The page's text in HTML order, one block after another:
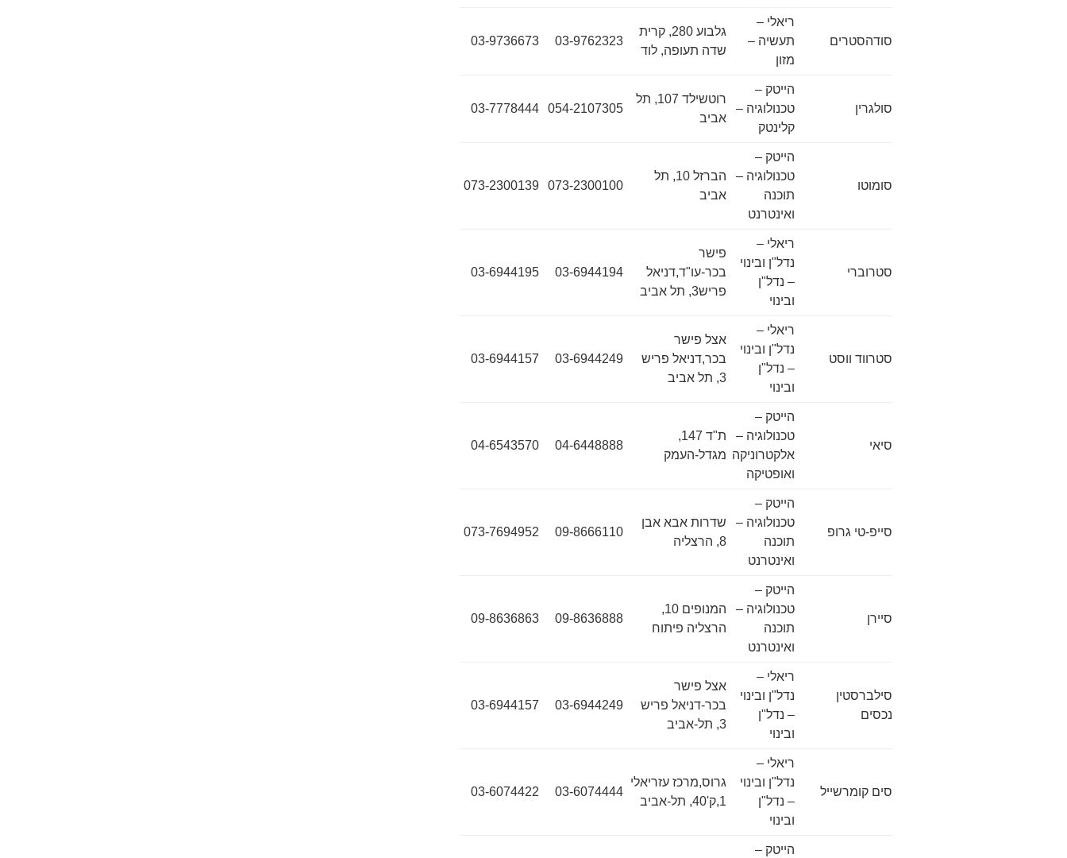
סודהסטרים
ריאלי –
תעשיה –
מזון
גלבוע 280, קרית
שדה תעופה, לוד
03-9762323
03-9736673
סולגרין
הייטק –
טכנולוגיה –
קלינטק
רוטשילד 107, תל
אביב
054-2107305
03-7778444
סומוטו
הייטק –
טכנולוגיה –
תוכנה
ואינטרנט
הברזל 10, תל
אביב
073-2300100
073-2300139
סטרוברי
ריאלי –
נדל"ן ובינוי
– נדל"ן
ובינוי
פישר
בכר-עו"ד,דניאל
פריש3, תל אביב
03-6944194
03-6944195
סטרווד ווסט
ריאלי –
נדל"ן ובינוי
– נדל"ן
ובינוי
אצל פישר
בכר,דניאל פריש
3, תל אביב
03-6944249
03-6944157
סיאי
הייטק –
טכנולוגיה –
אלקטרוניקה
ואופטיקה
ת"ד 147,
מגדל-העמק
04-6448888
04-6543570
סייפ-טי גרופ
הייטק –
טכנולוגיה –
תוכנה
ואינטרנט
שדרות אבא אבן
8, הרצליה
09-8666110
073-7694952
סיירן
הייטק –
טכנולוגיה –
תוכנה
ואינטרנט
המנופים 10,
הרצליה פיתוח
09-8636888
09-8636863
סילברסטין
נכסים
ריאלי –
נדל"ן ובינוי
– נדל"ן
ובינוי
אצל פישר
בכר-דניאל פריש
3, תל-אביב
03-6944249
03-6944157
סים קומרשייל
ריאלי –
נדל"ן ובינוי
– נדל"ן
ובינוי
גרוס,מרכז עזריאלי
1,ק'40, תל-אביב
03-6074444
03-6074422
הייטק –